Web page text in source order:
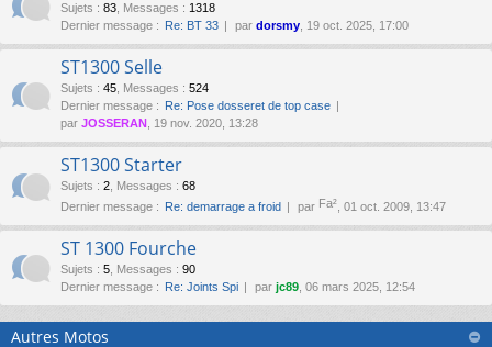
Sujets : 83 Messages : 1318
Dernier message : Re: BT 33 par dorsmy , 19 oct. 2025, 17:00
ST1300 Selle
Sujets : 45 Messages : 524
Dernier message : Re: Pose dosseret de top case
par JOSSERAN , 19 nov. 2020, 13:28
ST1300 Starter
Sujets : 2 Messages : 68
Dernier message : Re: demarrage a froid par Fa² , 01 oct. 2009, 13:47
ST 1300 Fourche
Sujets : 5 Messages : 90
Dernier message : Re: Joints Spi par jc89 , 06 mars 2025, 12:54
Autres Motos